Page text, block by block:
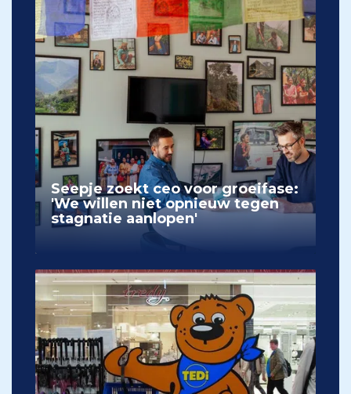
Seepje zoekt ceo voor groeifase:
'We willen niet opnieuw tegen
stagnatie aanlopen'